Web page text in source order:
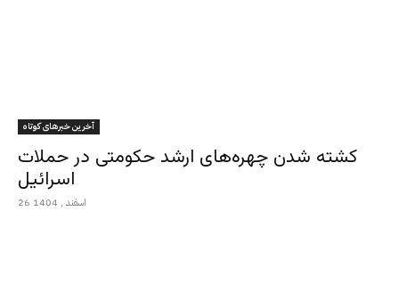
آخرین خبرهای کوتاه
کشته شدن چهره‌های ارشد حکومتی در حملات
اسرائیل
26 اسفند , 1404